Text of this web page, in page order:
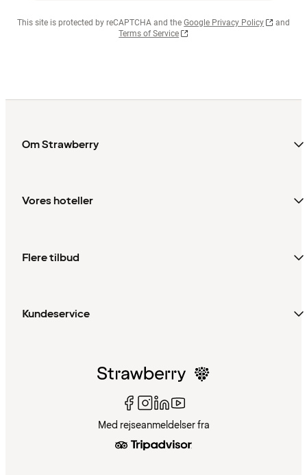
This site is protected by reCAPTCHA and the Google Privacy Policy
and
Terms of Service
Om Strawberry
Vores hoteller
Flere tilbud
Kundeservice
Med rejseanmeldelser fra